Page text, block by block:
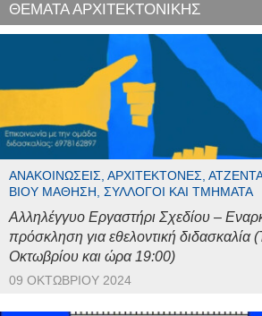
ΘΕΜΑΤΑ ΑΡΧΙΤΕΚΤΟΝΙΚΗΣ
ΑΝΑΚΟΙΝΏΣΕΙΣ, ΑΡΧΙΤΈΚΤΟΝΕΣ,
ΒΊΟΥ ΜΆΘΗΣΗ, ΣΎΛΛΟΓΟΙ ΚΑΙ ΤΜΉΜΑΤΑ
Αλληλέγγυο Εργαστήρι Σχεδίου –
πρόσκληση για εθελοντική διδασκαλία
Οκτωβρίου και ώρα 19:00)
09 ΟΚΤΩΒΡΊΟΥ 2024